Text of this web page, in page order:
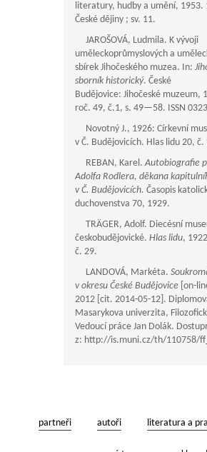
literatury, hudby a umění, 1953.
České dějiny ; sv. 11.
JAROŠOVÁ, Ludmila. K vývoji
uměleckoprůmyslových a
sbírek Jihočeského muzea. In:
sborník historický. České
Budějovice: Jihočeské muzeum,
roč. 49, č.1, s. 49—58. ISSN
Novotný J., 1926: Církevní
v Č. Budějovicích. Hlas lidu 20, č.
REBAN, Karel.Autobiografie
Adolfa Rodlera, děkana
v Č. Budějovicích. Časopis
duchovenstva 70, 1929.
TRÄGER, Adolf. Diecésní
českobudějovické. Hlas lidu,
č. 29.
LANDOVÁ, Markéta.
v okresu České Budějovice [on-
2012 [cit. 2014-05-12].
Masarykova univerzita,
Vedoucí práce Jan Dolák.
z: http://is.muni.cz/th/110758/
partneři autoři literatura a